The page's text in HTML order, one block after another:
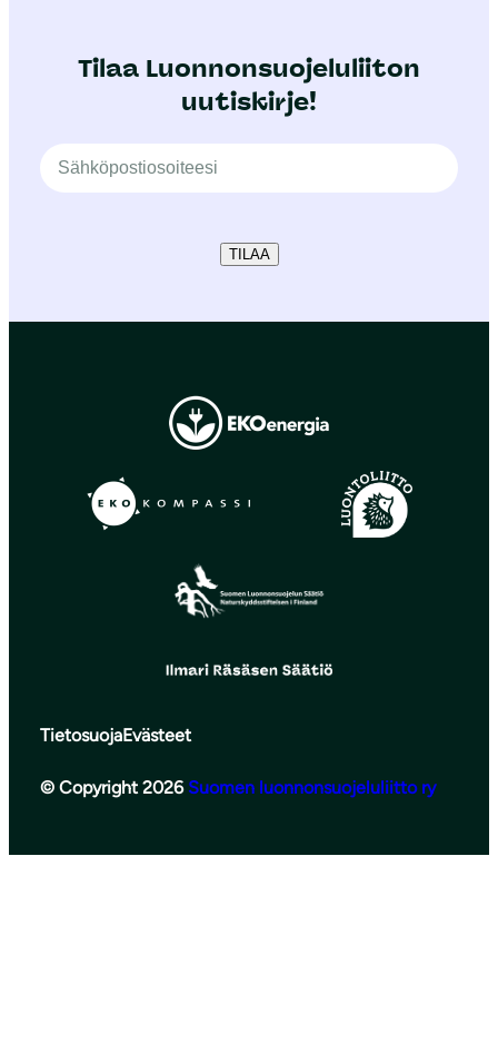
Tilaa Luonnonsuojeluliiton
uutiskirje!
TILAA
TietosuojaEvästeet
© Copyright 2026 Suomen luonnonsuojeluliitto ry